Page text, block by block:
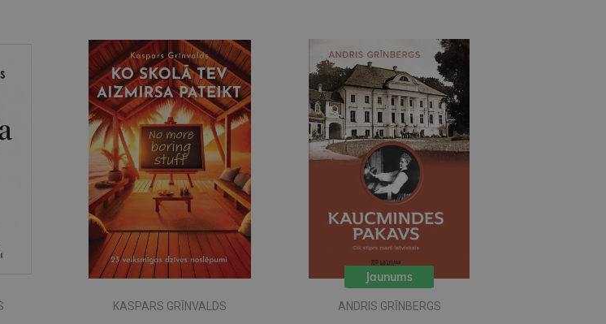
KASPARS GRĪNVALDS
Jaunums
ANDRIS GRĪNBERGS